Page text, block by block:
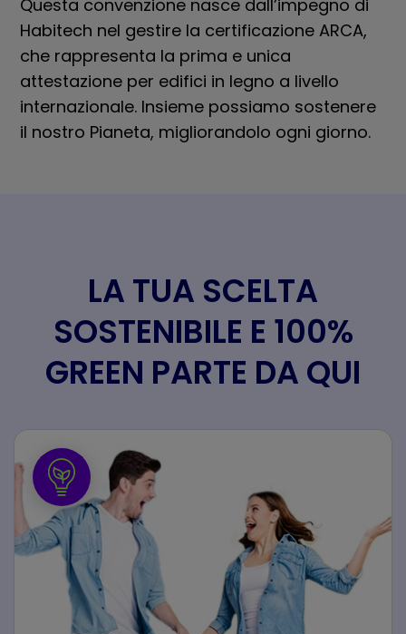
Questa convenzione nasce dall’impegno di
Habitech nel gestire la certificazione ARCA,
che rappresenta la prima e unica
attestazione per edifici in legno a livello
internazionale. Insieme possiamo sostenere
il nostro Pianeta, migliorandolo ogni giorno.
LA TUA SCELTA
SOSTENIBILE E 100%
GREEN PARTE DA QUI